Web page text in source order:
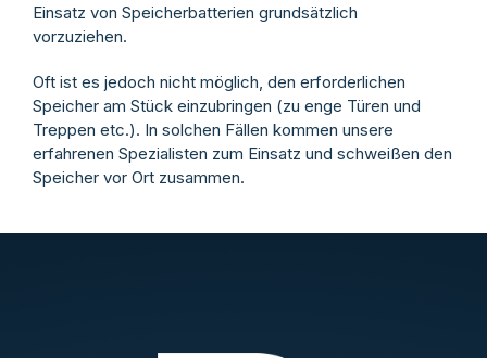
Einsatz von Speicherbatterien grundsätzlich
vorzuziehen.
Oft ist es jedoch nicht möglich, den erforderlichen
Speicher am Stück einzubringen (zu enge Türen und
Treppen etc.). In solchen Fällen kommen unsere
erfahrenen Spezialisten zum Einsatz und schweißen den
Speicher vor Ort zusammen.